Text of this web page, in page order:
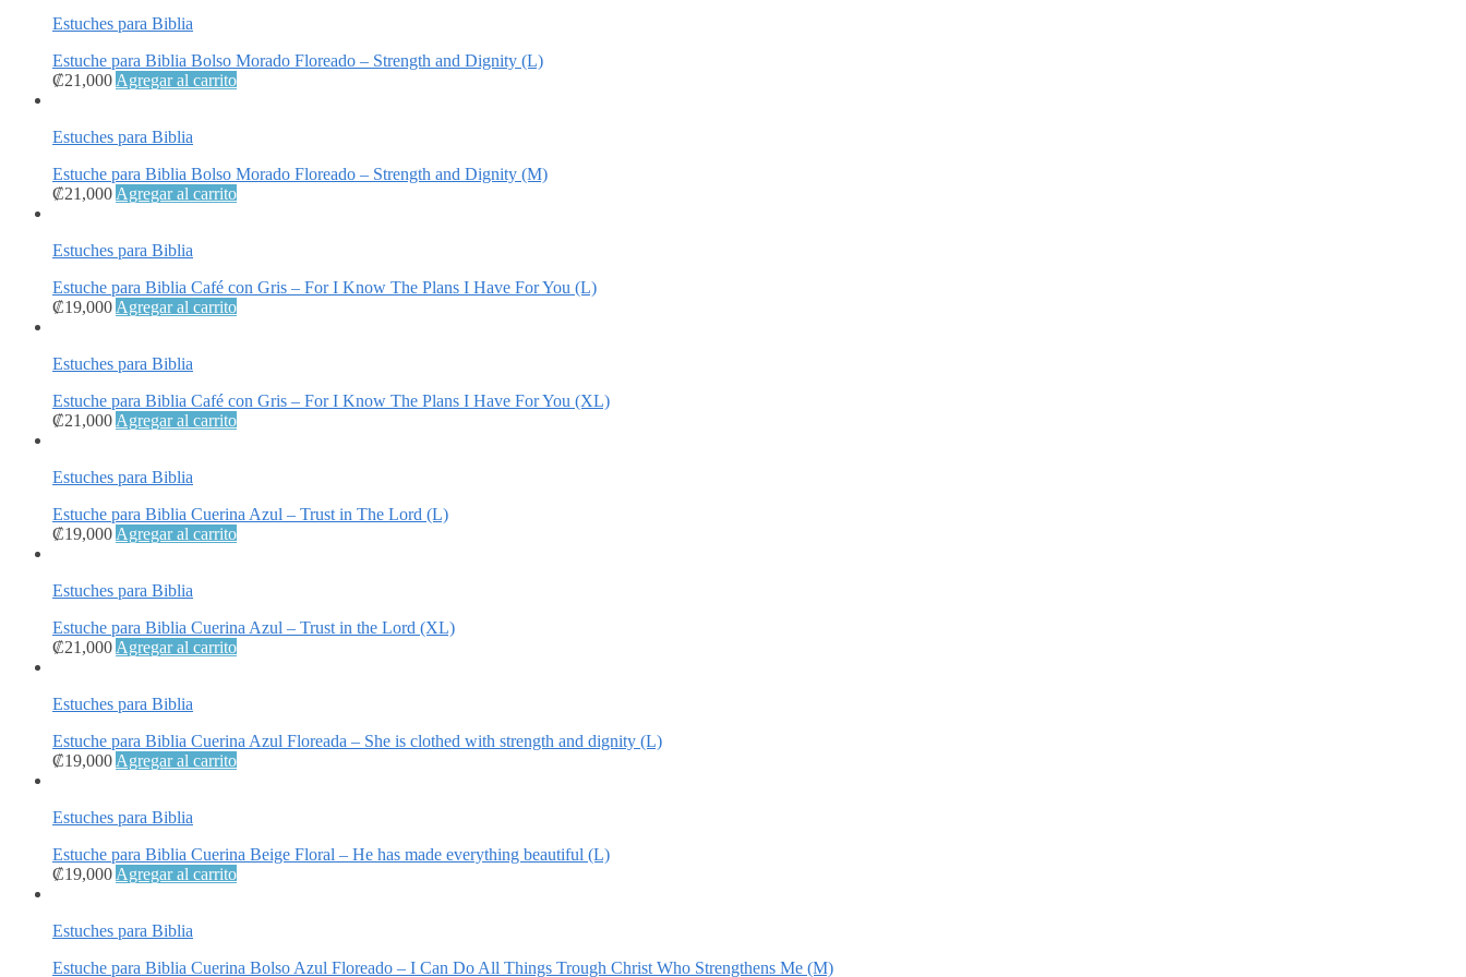
Estuches para Biblia
Estuche para Biblia Bolso Morado Floreado – Strength and Dignity (L)
₡21,000 Agregar al carrito
Estuches para Biblia
Estuche para Biblia Bolso Morado Floreado – Strength and Dignity (M)
₡21,000 Agregar al carrito
Estuches para Biblia
Estuche para Biblia Café con Gris – For I Know The Plans I Have For You (L)
₡19,000 Agregar al carrito
Estuches para Biblia
Estuche para Biblia Café con Gris – For I Know The Plans I Have For You (XL)
₡21,000 Agregar al carrito
Estuches para Biblia
Estuche para Biblia Cuerina Azul – Trust in The Lord (L)
₡19,000 Agregar al carrito
Estuches para Biblia
Estuche para Biblia Cuerina Azul – Trust in the Lord (XL)
₡21,000 Agregar al carrito
Estuches para Biblia
Estuche para Biblia Cuerina Azul Floreada – She is clothed with strength and dignity (L)
₡19,000 Agregar al carrito
Estuches para Biblia
Estuche para Biblia Cuerina Beige Floral – He has made everything beautiful (L)
₡19,000 Agregar al carrito
Estuches para Biblia
Estuche para Biblia Cuerina Bolso Azul Floreado – I Can Do All Things Trough Christ Who Strengthens Me (M)